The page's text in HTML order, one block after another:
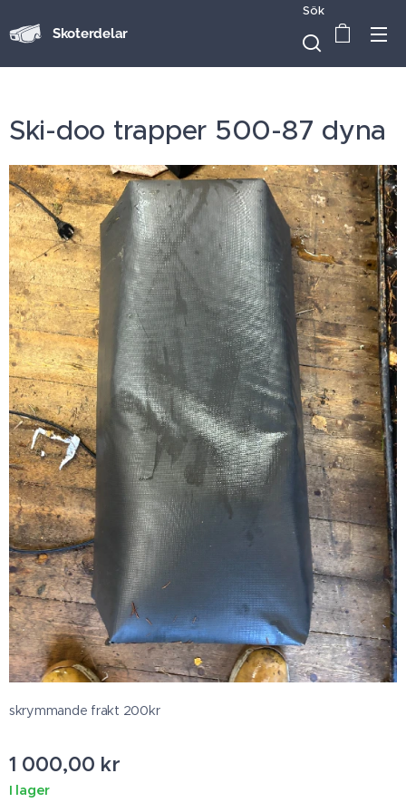
Skoterdelar
Sök
Ski-doo trapper 500-87 dyna
skrymmande frakt 200kr
1 000,00 kr
I lager